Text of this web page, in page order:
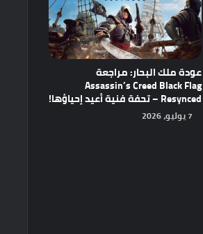
عودة ملك البحار: مراجعة
Assassin’s Creed Black Flag
Resynced – تحفة فنية أعيد إحياؤها!
7 يوليو، 2026